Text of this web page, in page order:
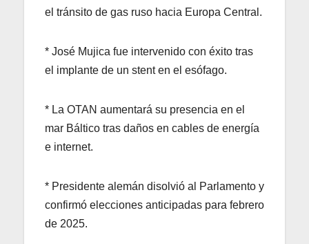
el tránsito de gas ruso hacia Europa Central.
* José Mujica fue intervenido con éxito tras
el implante de un stent en el esófago.
* La OTAN aumentará su presencia en el
mar Báltico tras daños en cables de energía
e internet.
* Presidente alemán disolvió al Parlamento y
confirmó elecciones anticipadas para febrero
de 2025.